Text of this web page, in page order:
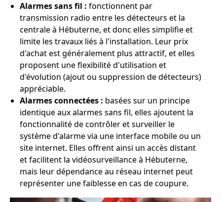
Alarmes sans fil : fonctionnent par
transmission radio entre les détecteurs et la
centrale à Hébuterne, et donc elles simplifie et
limite les travaux liés à l'installation. Leur prix
d'achat est généralement plus attractif, et elles
proposent une flexibilité d'utilisation et
d'évolution (ajout ou suppression de détecteurs)
appréciable.
Alarmes connectées : basées sur un principe
identique aux alarmes sans fil, elles ajoutent la
fonctionnalité de contrôler et surveiller le
système d'alarme via une interface mobile ou un
site internet. Elles offrent ainsi un accès distant
et facilitent la vidéosurveillance à Hébuterne,
mais leur dépendance au réseau internet peut
représenter une faiblesse en cas de coupure.